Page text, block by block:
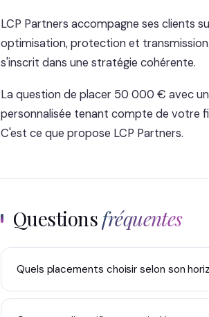
LCP Partners accompagne ses clients
optimisation, protection et
s'inscrit dans une stratégie cohérente.
La question de placer 50 000 € avec
personnalisée tenant compte de votre
C'est ce que propose LCP Partners.
Questionsfréquentes
Quels placements choisir selon son